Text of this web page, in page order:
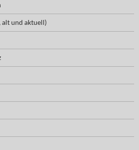
alt und aktuell)